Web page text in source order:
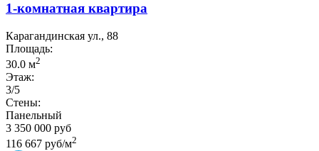
1-комнатная квартира
Карагандинская ул., 88
Площадь:
30.0 м2
Этаж:
3/5
Стены:
Панельный
3 350 000 руб
116 667 руб/м2